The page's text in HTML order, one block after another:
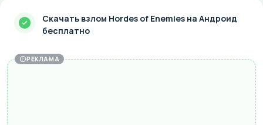
Скачать взлом Hordes of Enemies на Андроид
бесплатно
РЕКЛАМА